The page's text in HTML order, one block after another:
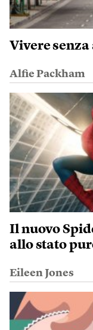
Vivere senza
Alfie Packham
Il nuovo
allo stato
Eileen Jones